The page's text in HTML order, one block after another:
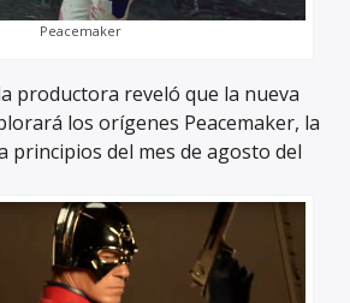
Peacemaker
productora reveló que la nueva
los orígenes Peacemaker, la
principios del mes de agosto del